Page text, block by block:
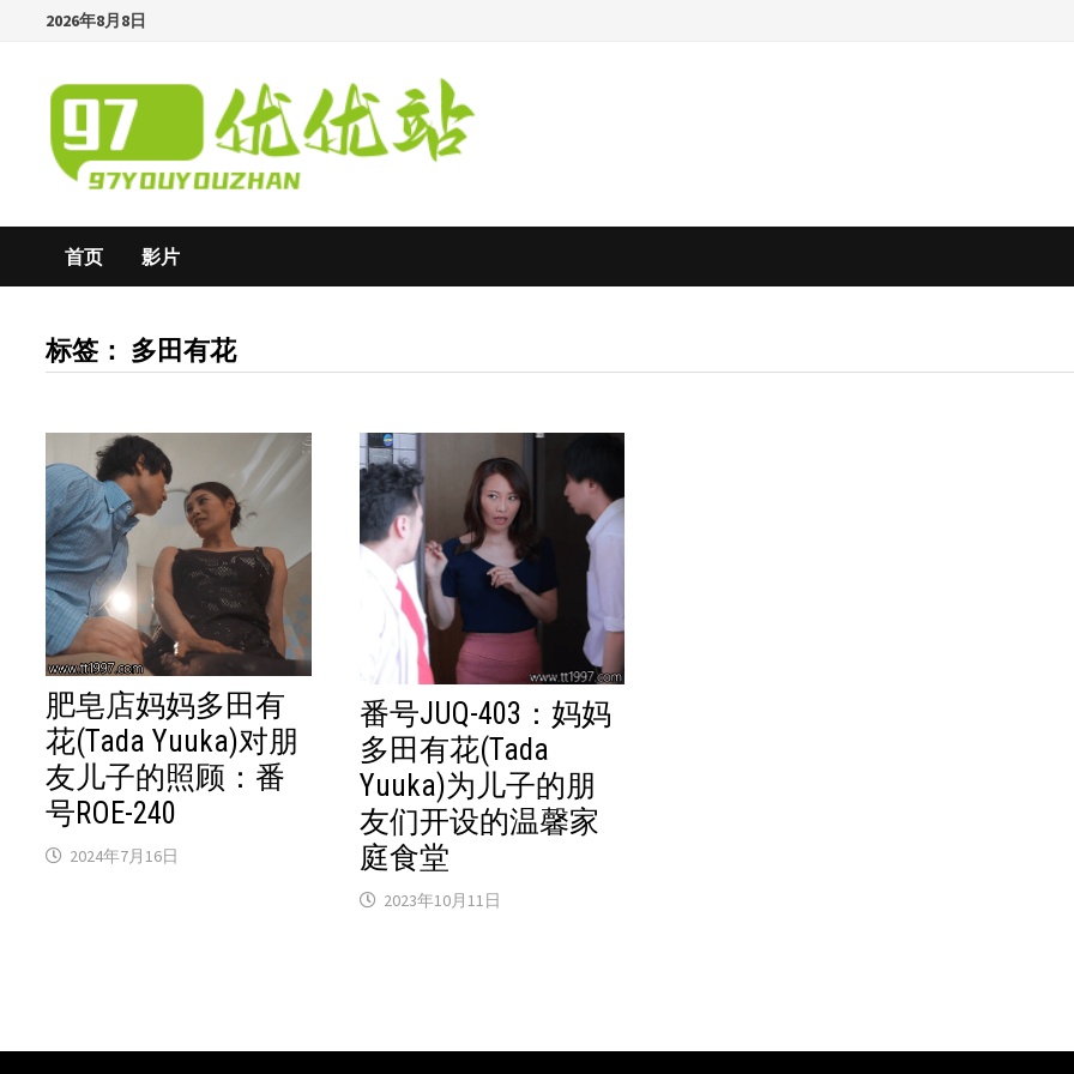
content
2026年8月8日
首页 影片
标签： 多田有花
肥皂店妈妈多田有
花(Tada Yuuka)对朋
友儿子的照顾：番
号ROE-240
2024年7月16日
番号JUQ-403：妈妈
多田有花(Tada
Yuuka)为儿子的朋
友们开设的温馨家
庭食堂
2023年10月11日